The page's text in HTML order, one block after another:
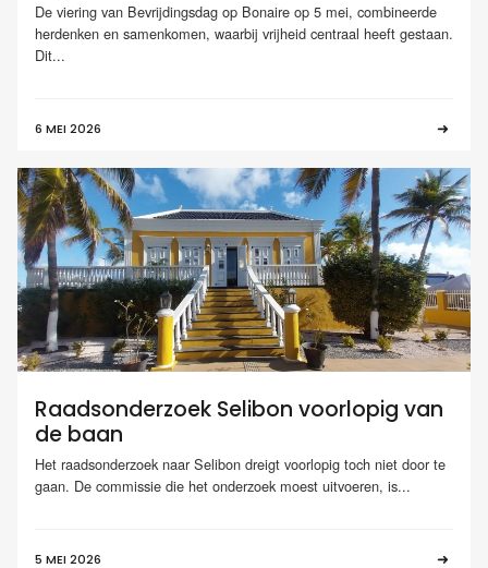
De viering van Bevrijdingsdag op Bonaire op 5 mei, combineerde
herdenken en samenkomen, waarbij vrijheid centraal heeft gestaan.
Dit...
6 MEI 2026
Raadsonderzoek Selibon voorlopig van
de baan
Het raadsonderzoek naar Selibon dreigt voorlopig toch niet door te
gaan. De commissie die het onderzoek moest uitvoeren, is...
5 MEI 2026